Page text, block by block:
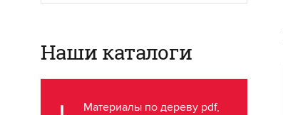
Наши каталоги
Материалы по дереву pdf,